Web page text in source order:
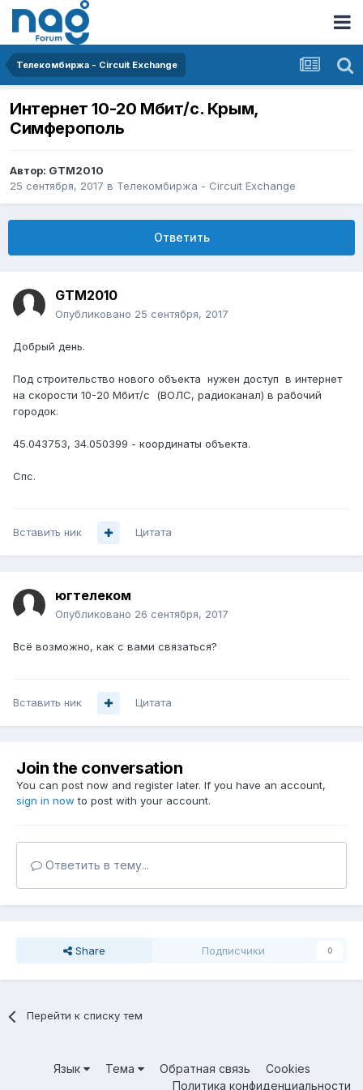
Телекомбиржа - Circuit Exchange
Интернет 10-20 Мбит/с. Крым,
Симферополь
Автор: GTM2010
25 сентября, 2017 в Телекомбиржа - Circuit Exchange
Ответить
GTM2010
Опубликовано 25 сентября, 2017
Добрый день.
Под строительство нового объекта нужен доступ в интернет
на скорости 10-20 Мбит/с (ВОЛС, радиоканал) в рабочий
городок.
45.043753, 34.050399 - координаты объекта.
Спс.
Вставить ник Цитата
югтелеком
Опубликовано 26 сентября, 2017
Всё возможно, как с вами связаться?
Вставить ник Цитата
Join the conversation
You can post now and register later. If you have an account,
sign in now to post with your account.
Ответить в тему...
Share Подписчики 0
Перейти к списку тем
Язык Тема Обратная связь
Cookies
Политика конфиденциальности